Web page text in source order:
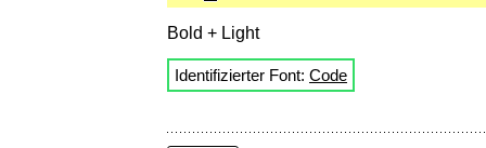
Bold + Light
Identifizierter Font: Code